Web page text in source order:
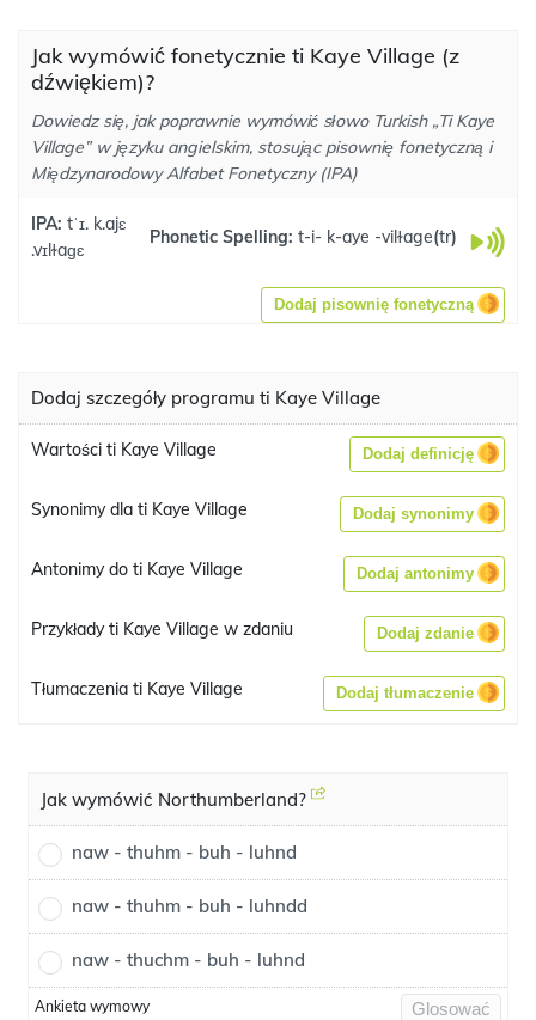
Jak wymówić fonetycznie ti Kaye Village (z
dźwiękiem)?
Dowiedz się, jak poprawnie wymówić słowo Turkish „Ti Kaye
Village” w języku angielskim, stosując pisownię fonetyczną i
Międzynarodowy Alfabet Fonetyczny (IPA)
IPA: tˈɪ. k.ajɛ
.vɪlɫaɡɛ
Phonetic Spelling: t-i- k-aye -vilɫage(tr)
Dodaj pisownię fonetyczną
Dodaj szczegóły programu ti Kaye Village
Wartości ti Kaye Village Dodaj definicję
Synonimy dla ti Kaye Village Dodaj synonimy
Antonimy do ti Kaye Village Dodaj antonimy
Przykłady ti Kaye Village w zdaniu Dodaj zdanie
Tłumaczenia ti Kaye Village Dodaj tłumaczenie
Jak wymówić Northumberland?
naw - thuhm - buh - luhnd
naw - thuhm - buh - luhndd
naw - thuchm - buh - luhnd
Ankieta wymowy Glosować